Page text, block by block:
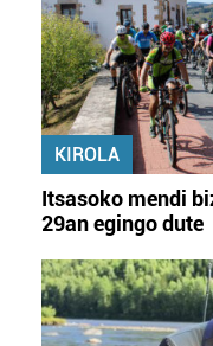
KIROLA
Itsasoko mendi
29an egingo dute